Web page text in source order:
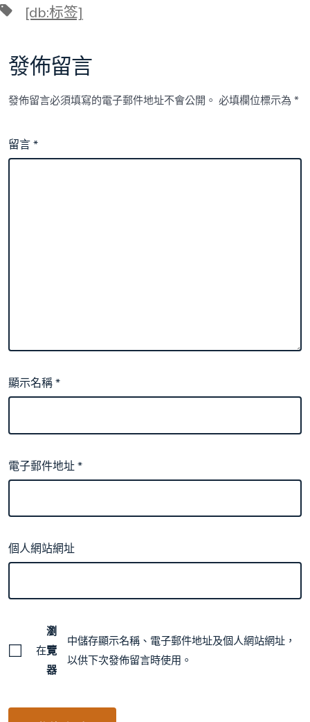
標 [db:标签]
發佈留言
發佈留言必須填寫的電子郵件地址不會公開。 必填欄位標示為*
留言*
顯示名稱*
電子郵件地址*
個人網站網址
在
瀏
覽
器
中儲存顯示名稱、電子郵件地址及個人網站網址，
以供下次發佈留言時使用。